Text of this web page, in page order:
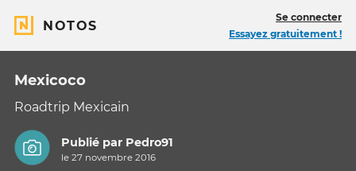
NOTOS
Se connecter
Essayez gratuitement !
Mexicoco
Roadtrip Mexicain
Publié par Pedro91
le 27 novembre 2016